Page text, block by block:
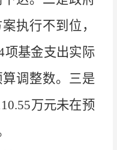
执行不到位，
项基金支出实际
调整数。三是
万元未在预